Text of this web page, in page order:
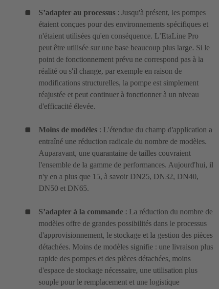
S’adapter au processus : Jusqu'à présent, les pompes
étaient conçues pour des environnements spécifiques et
n'étaient utilisées qu'en conséquence. L’EtaLine Pro
peut être utilisée sur une base beaucoup plus large. Si le
point de fonctionnement prévu ne correspond pas à la
réalité ou s'il change, par exemple en raison de
modifications structurelles, la pompe est simplement
réajustée et peut continuer à fonctionner à un niveau
d'efficacité élevée.
Moins de modèles : L'étendue du champ d'application a
entraîné une réduction radicale du nombre de modèles.
Auparavant, une quarantaine de tailles couvraient
l'ensemble de la gamme de performances. Aujourd'hui, il
n'y en a plus que 15, à savoir DN25, DN32, DN40,
DN50 et DN65.
S’adapter à la commande : La réduction du nombre de
modèles offre de grandes possibilités dans le processus
d'approvisionnement, le stockage et la gestion des pièces
détachées. Moins de modèles signifie : une livraison plus
rapide des pompes et des pièces détachées, moins
d'espace de stockage nécessaire, une utilisation plus
souple pour le remplacement et une logistique